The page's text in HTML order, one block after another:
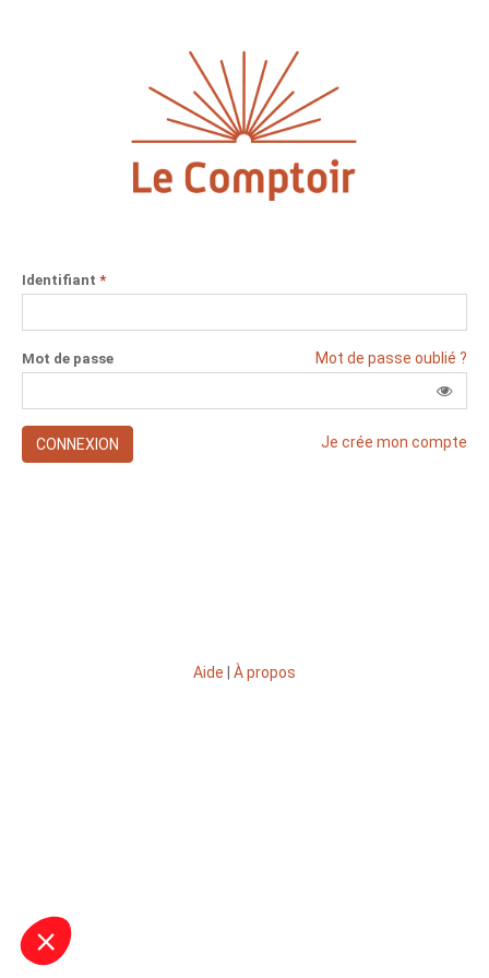
Identifiant *
Mot de passe oublié ?
Mot de passe
CONNEXION Je crée mon compte
Aide À propos